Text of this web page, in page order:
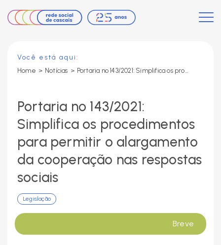
Você está aqui:
Home > Notícias > Portaria nº 143/2021: Simplifica os procedimentos para permitir o alargamento da cooperação nas respostas sociais
Portaria nº 143/2021:
Simplifica os procedimentos
para permitir o alargamento
da cooperação nas respostas
sociais
Legislação
Breve